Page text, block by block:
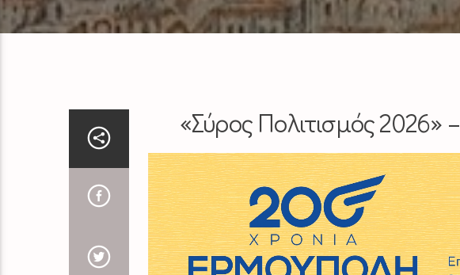
«Σύρος Πολιτισμός2026» –